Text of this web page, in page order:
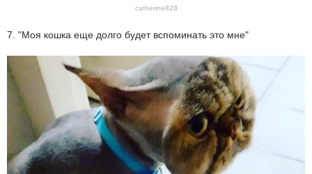
catherine828
7. "Моя кошка еще долго будет вспоминать это мне"